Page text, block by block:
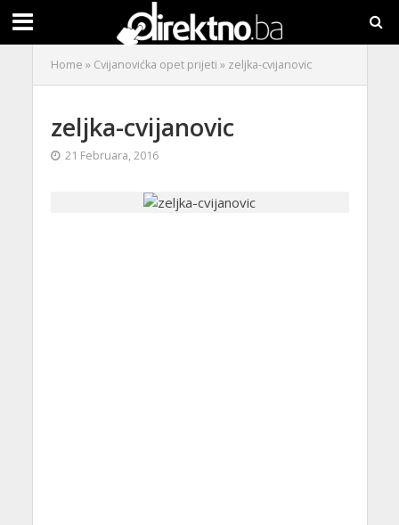
Home » Cvijanovićka opet prijeti » zeljka-cvijanovic
zeljka-cvijanovic
21 Februara, 2016